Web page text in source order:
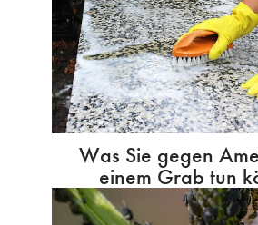
Was Sie gegen
einem Grab tun